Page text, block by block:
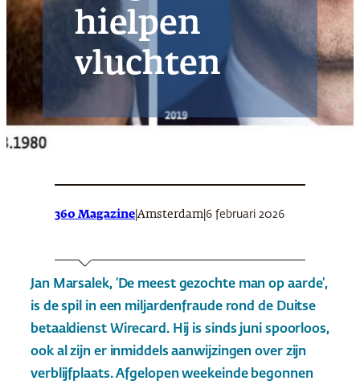
hielpen
vluchten
360 Magazine Amsterdam 6 februari 2026
Jan Marsalek, ‘De meest gezochte man op aarde’,
is de spil in een miljardenfraude rond de Duitse
betaaldienst Wirecard. Hij is sinds juni spoorloos,
ook al zijn er inmiddels aanwijzingen over zijn
verblijfplaats. Afgelopen weekeinde begonnen